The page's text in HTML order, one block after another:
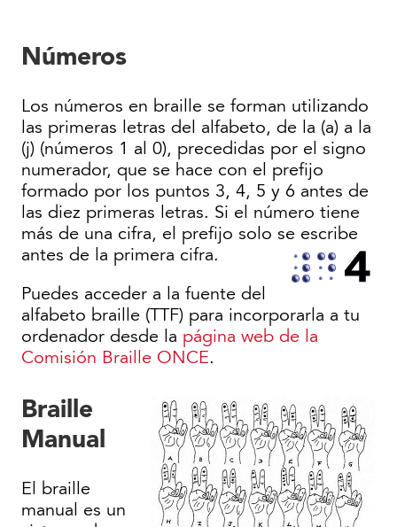
Números
Los números en braille se forman utilizando
las primeras letras del alfabeto, de la (a) a la
(j) (números 1 al 0), precedidas por el signo
numerador, que se hace con el prefijo
formado por los puntos 3, 4, 5 y 6 antes de
las diez primeras letras. Si el número tiene
más de una cifra, el prefijo solo se escribe
antes de la primera cifra.
Puedes acceder a la fuente del
alfabeto braille (TTF) para incorporarla a tu
ordenador desde la página web de la
Comisión Braille ONCE.
Braille
Manual
El braille
manual es un